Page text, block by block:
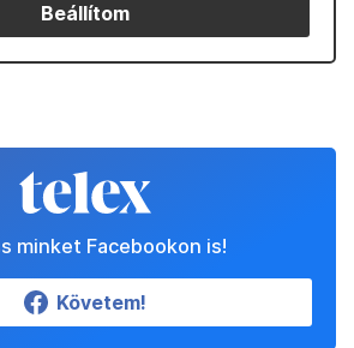
Beállítom
minket Facebookon is!
Követem!